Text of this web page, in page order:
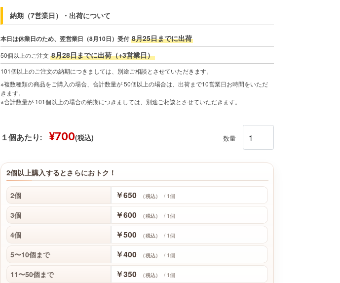
納期（7営業日）・出荷について
本日は休業日のため、翌営業日（8月10日）受付 8月25日までに出荷
50個以上のご注文 8月28日までに出荷（+3営業日）
101個以上のご注文の納期につきましては、別途ご相談とさせていただきます。
※複数種類の商品をご購入の場合、合計数量が 50個以上の場合は、出荷まで10営業日お時間をいただ
きます。
※合計数量が 101個以上の場合の納期につきましては、別途ご相談とさせていただきます。
１個あたり: ¥700(税込) 数量
2個以上購入するとさらにおトク！
2個 ￥650 （税込） / 1個
3個 ￥600 （税込） / 1個
4個 ￥500 （税込） / 1個
5〜10個まで ￥400 （税込） / 1個
11〜50個まで ￥350 （税込） / 1個